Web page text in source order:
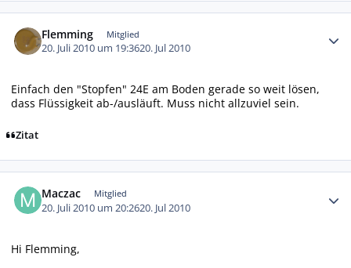
Flemming Mitglied
20. Juli 2010 um 19:3620. Jul 2010
Einfach den "Stopfen" 24E am Boden gerade so weit lösen,
dass Flüssigkeit ab-/ausläuft. Muss nicht allzuviel sein.
Zitat
Maczac Mitglied
20. Juli 2010 um 20:2620. Jul 2010
Hi Flemming,